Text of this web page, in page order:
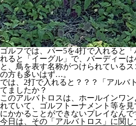
ゴルフでは、パー5を4打で入れると
れると「イーグル」で、バーディー
と、鳥を表す名称がつけられている
の方も多いはず…。
では、2打で入れると？？？「アルバ
てましたか？
このアルバトロスは、ホールインワ
れていて、ゴルフトーナメント等を
にかかることができないプレイなんで
今日は、その「アルバトロス」に関し